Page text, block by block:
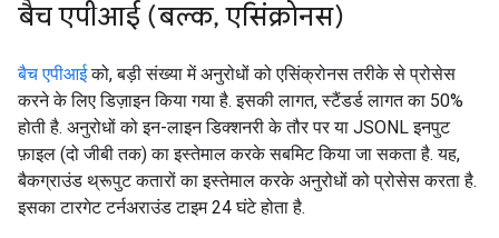
बैच एपीआई (बल्क, एसिंक्रोनस)
बैच एपीआईको, बड़ी संख्या में अनुरोधों को एसिंक्रोनस तरीके से प्रोसेस
करने के लिए डिज़ाइन किया गया है. इसकी लागत, स्टैंडर्ड लागत का 50%
होती है. अनुरोधों को इन-लाइन डिक्शनरी के तौर पर या JSONL इनपुट
फ़ाइल (दो जीबी तक) का इस्तेमाल करके सबमिट किया जा सकता है. यह,
बैकग्राउंड थ्रूपुट कतारों का इस्तेमाल करके अनुरोधों को प्रोसेस करता है.
इसका टारगेट टर्नअराउंड टाइम 24 घंटे होता है.